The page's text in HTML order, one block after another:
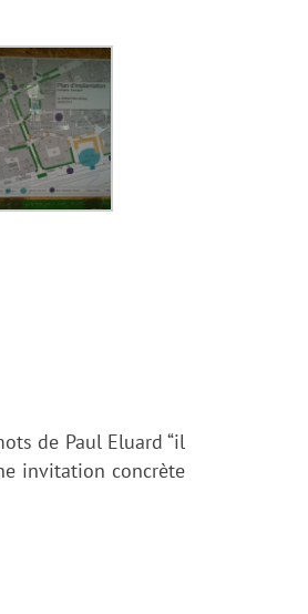
de Paul Eluard “il
invitation concrète